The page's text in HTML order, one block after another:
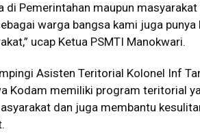
di Pemerintahan maupun
warga bangsa kami juga
ucap Ketua PSMTI Manokwari.
Asisten Teritorial Kolonel Inf
Kodam memiliki program teritorial
dan juga membantu